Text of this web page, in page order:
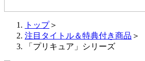
トップ＞
注目タイトル＆特典付き商品 ＞
「プリキュア」シリーズ